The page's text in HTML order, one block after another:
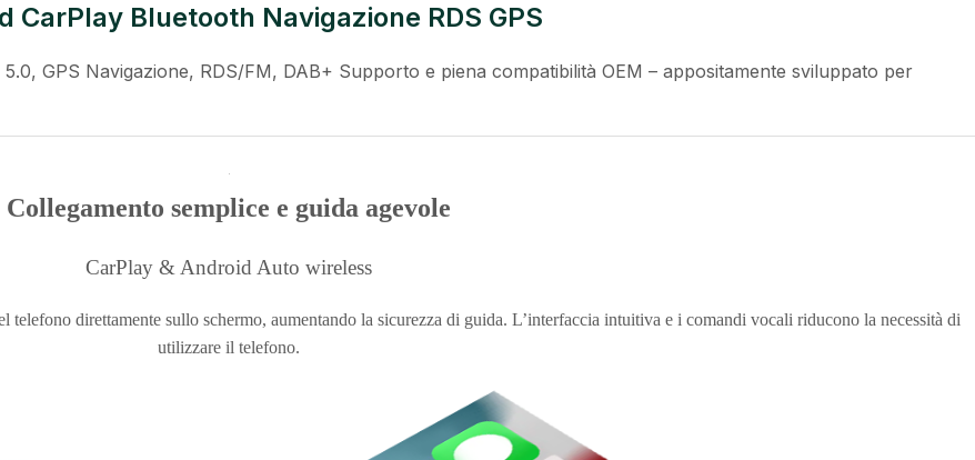
Bluetooth Navigazione RDS GPS
GPS Navigazione, RDS/FM, DAB+ Supporto e piena compatibilità OEM – appositamente sviluppato per